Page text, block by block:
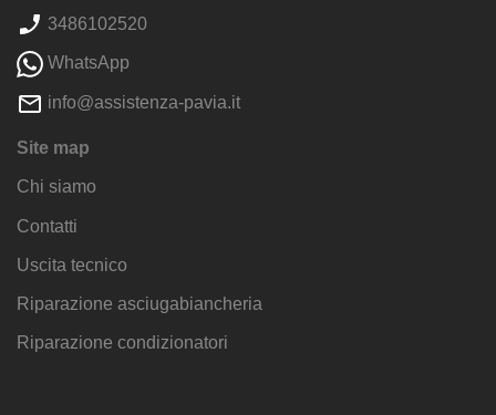
3486102520
WhatsApp
info@assistenza-pavia.it
Site map
Chi siamo
Contatti
Uscita tecnico
Riparazione asciugabiancheria
Riparazione condizionatori